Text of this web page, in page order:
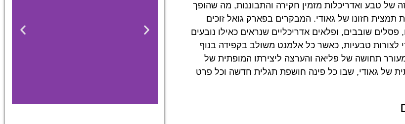
של טבע ואדריכלות מזמין חקירה והתבוננות, מה שהופך
חזונו של גאודי. המבקרים בפארק גואל זוכים
שובבים, ופלאים אדריכליים שנראים כאילו נובעים
טבעיות, כאשר כל אלמנט משולב בקפידה בנוף
תחושה של פליאה והערצה ליצירתו המופתית של
של גאודי, שבו כל פינה חושפת תגלית חדשה וכל פרט